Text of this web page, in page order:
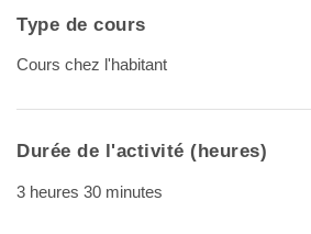
Type de cours
Cours chez l'habitant
Durée de l'activité (heures)
3 heures 30 minutes